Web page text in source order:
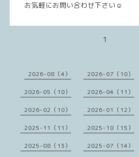
お気軽にお問い合わせ下さい☺️
1
2026-08（4） 2026-07（10）
2026-05（10） 2026-04（11）
2026-02（10） 2026-01（12）
2025-11（11） 2025-10（15）
2025-08（13） 2025-07（14）